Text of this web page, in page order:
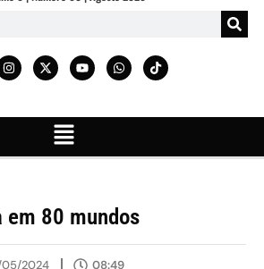
em 80 mundos
2024 08:49